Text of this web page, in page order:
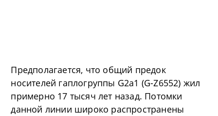
Предполагается, что общий предок
носителей гаплогруппы G2a1 (G-Z6552) жил
примерно 17 тысяч лет назад. Потомки
данной линии широко распространены